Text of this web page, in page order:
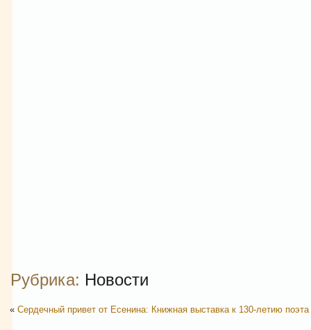
Рубрика: Новости
« Сердечный привет от Есенина: Книжная выставка к 130-летию поэта